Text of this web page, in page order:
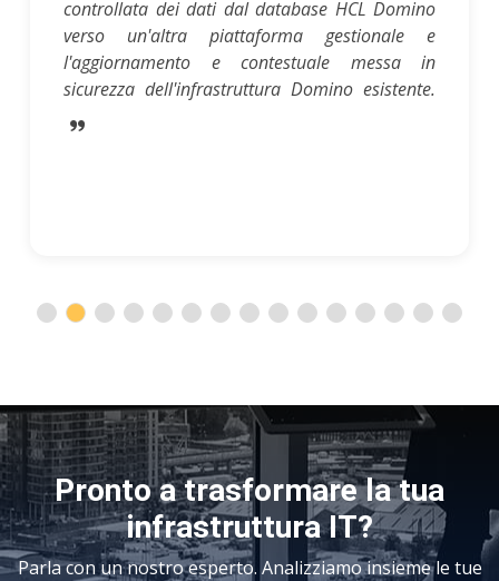
controllata dei dati dal database HCL Domino
verso un'altra piattaforma gestionale e
l'aggiornamento e contestuale messa in
sicurezza dell'infrastruttura Domino esistente.
Pronto a trasformare la tua
infrastruttura IT?
Parla con un nostro esperto. Analizziamo insieme le tue